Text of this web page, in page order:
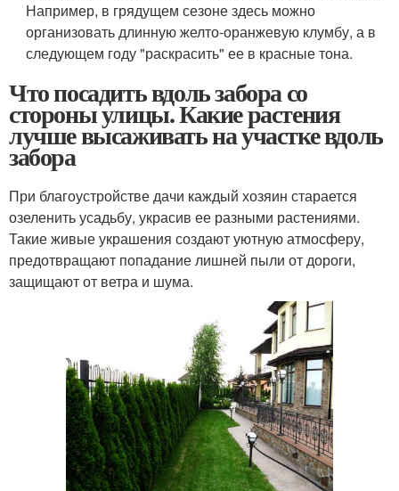
Например, в грядущем сезоне здесь можно
организовать длинную желто-оранжевую клумбу, а в
следующем году "раскрасить" ее в красные тона.
Что посадить вдоль забора со
стороны улицы. Какие растения
лучше высаживать на участке вдоль
забора
При благоустройстве дачи каждый хозяин старается
озеленить усадьбу, украсив ее разными растениями.
Такие живые украшения создают уютную атмосферу,
предотвращают попадание лишней пыли от дороги,
защищают от ветра и шума.